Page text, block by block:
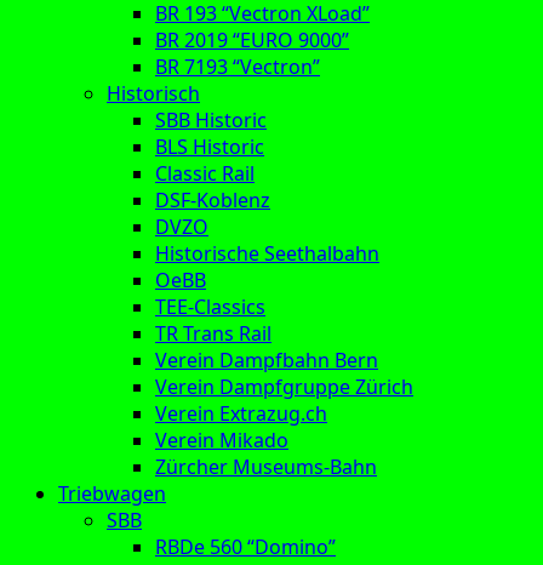
BR 193 “Vectron XLoad”
BR 2019 “EURO 9000”
BR 7193 “Vectron”
Historisch
SBB Historic
BLS Historic
Classic Rail
DSF-Koblenz
DVZO
Historische Seethalbahn
OeBB
TEE-Classics
TR Trans Rail
Verein Dampfbahn Bern
Verein Dampfgruppe Zürich
Verein Extrazug.ch
Verein Mikado
Zürcher Museums-Bahn
Triebwagen
SBB
RBDe 560 “Domino”